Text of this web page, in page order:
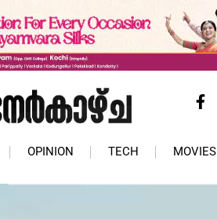
OPINION TECH MOVIES